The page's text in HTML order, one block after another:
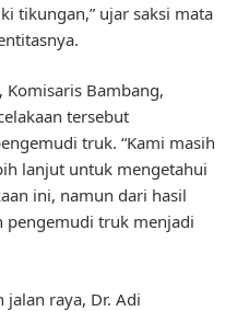
tikungan,” ujar saksi mata
Komisaris Bambang,
tersebut
truk. “Kami masih
lanjut untuk mengetahui
ini, namun dari hasil
pengemudi truk menjadi
raya, Dr. Adi